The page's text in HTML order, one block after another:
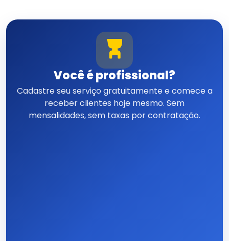
Você é profissional?
Cadastre seu serviço gratuitamente e comece a
receber clientes hoje mesmo. Sem
mensalidades, sem taxas por contratação.